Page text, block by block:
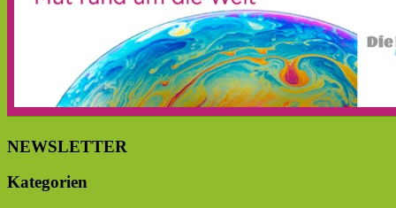
NEWSLETTER
Kategorien